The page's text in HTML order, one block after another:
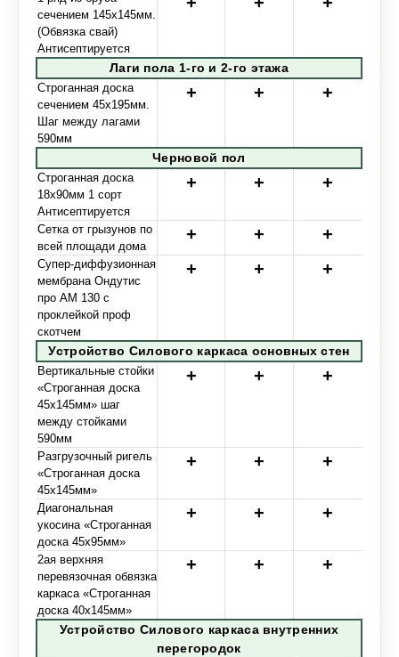
сечением 145х145мм.
(Обвязка свай)
Антисептируется
Лаги пола 1-го и 2-го этажа
Строганная доска
сечением 45х195мм.
Шаг между лагами
590мм
Черновой пол
Строганная доска
18х90мм 1 сорт
Антисептируется
Сетка от грызунов по
всей площади дома
Супер-диффузионная
мембрана Ондутис
про АМ 130 с
проклейкой проф
скотчем
Устройство Силового каркаса основных стен
Вертикальные стойки
«Строганная доска
45х145мм» шаг
между стойками
590мм
Разгрузочный ригель
«Строганная доска
45х145мм»
Диагональная
укосина «Строганная
доска 45х95мм»
2ая верхняя
перевязочная обвязка
каркаса «Строганная
доска 40х145мм»
Устройство Силового каркаса внутренних
перегородок